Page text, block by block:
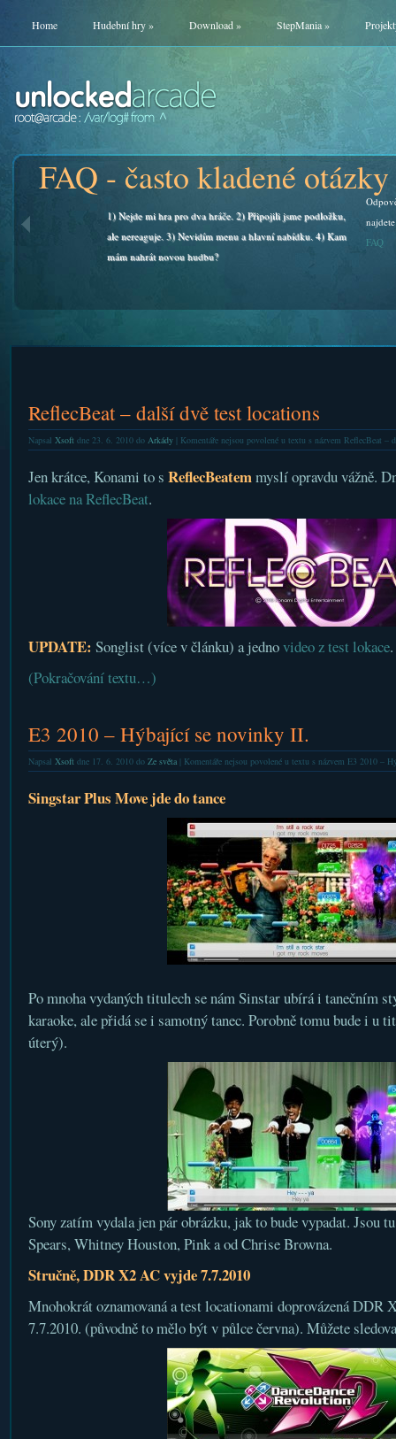
Home Hudební hry» Download» StepMania»
FAQ - často kladené otázky
1) Nejde mi hra pro dva hráče. 2) Připojili jsme podložku,
ale nereaguje. 3) Nevidím menu a hlavní nabídku. 4) Kam
mám nahrát novou hudbu?
FAQ
ReflecBeat – další dvě test locations
Napsal Xsoftdne 23. 6. 2010 do Arkády| Komentáře nejsou povolenéu textu s názvem ReflecBeat –
Jen krátce, Konami to s ReflecBeatemmyslí opravdu vážně.
lokace na ReflecBeat.
UPDATE: Songlist (více v článku) a jednovideo z test lokace.
(Pokračování textu…)
E3 2010 – Hýbající se novinky II.
Napsal Xsoftdne 17. 6. 2010 do Ze světa| Komentáře nejsou povolenéu textu s názvem E3 2010 –
Singstar Plus Move jde do tance
Po mnoha vydaných titulech se nám Sinstar ubírá i tanečním
karaoke, ale přidá se i samotný tanec. Porobně tomu bude i u
úterý).
Sony zatím vydala jen pár obrázku, jak to bude vypadat. Jsou
Spears, Whitney Houston, Pink a od Chrise Browna.
Stručně, DDR X2 AC vyjde 7.7.2010
Mnohokrát oznamovaná a test locationami doprovázená DDR
7.7.2010. (původně to mělo být v půlce června). Můžete